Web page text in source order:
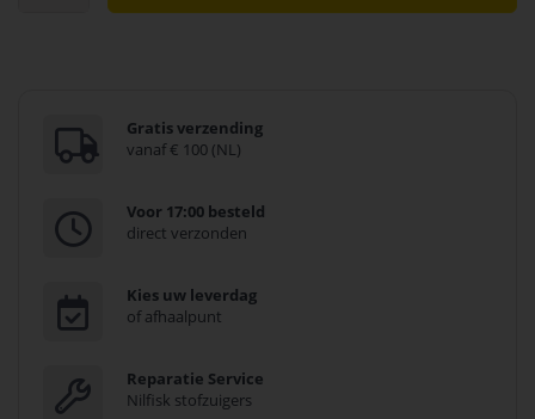
Gratis verzending
vanaf € 100 (NL)
Voor 17:00 besteld
direct verzonden
Kies uw leverdag
of afhaalpunt
Reparatie Service
Nilfisk stofzuigers